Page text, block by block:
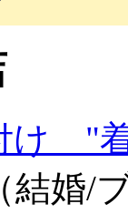
け "
婚/